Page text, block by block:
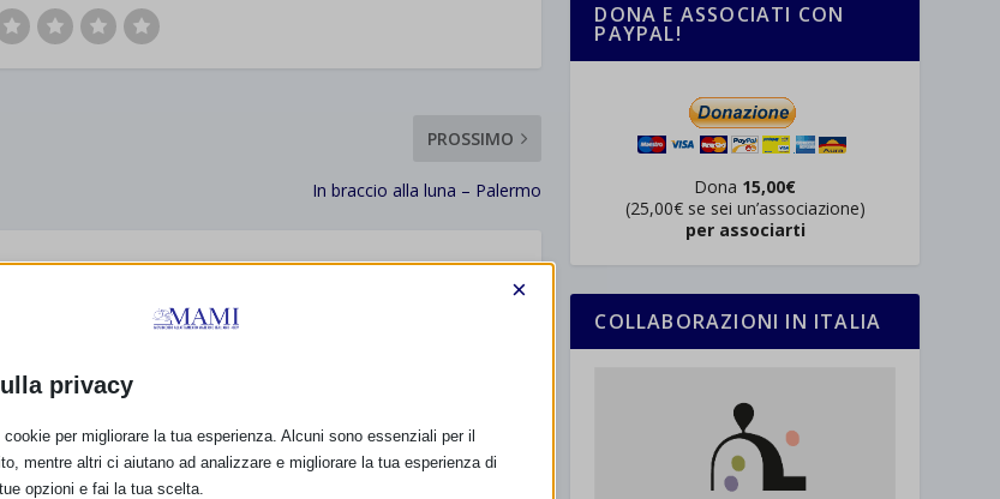
PROSSIMO
In braccio alla luna – Palermo
DONA E ASSOCIATI CON
PAYPAL!
Dona 15,00€
(25,00€ se sei un’associazione)
per associarti
COLLABORAZIONI IN ITALIA
privacy
×
per migliorare la tua esperienza. Alcuni sono essenziali per il
mentre altri ci aiutano ad analizzare e migliorare la tua esperienza di
opzioni e fai la tua scelta.